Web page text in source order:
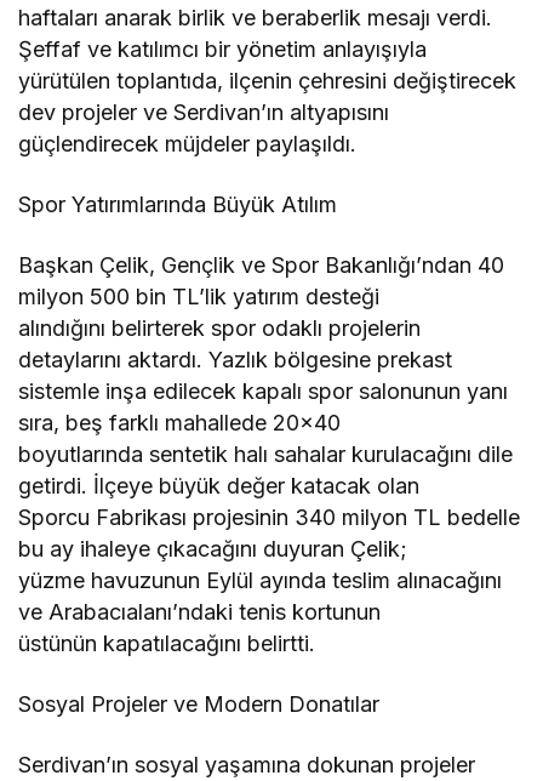
haftaları anarak birlik ve beraberlik mesajı verdi.
Şeffaf ve katılımcı bir yönetim anlayışıyla
yürütülen toplantıda, ilçenin çehresini değiştirecek
dev projeler ve Serdivan’ın altyapısını
güçlendirecek müjdeler paylaşıldı.
Spor Yatırımlarında Büyük Atılım
Başkan Çelik, Gençlik ve Spor Bakanlığı’ndan 40
milyon 500 bin TL’lik yatırım desteği
alındığını belirterek spor odaklı projelerin
detaylarını aktardı. Yazlık bölgesine prekast
sistemle inşa edilecek kapalı spor salonunun yanı
sıra, beş farklı mahallede 20×40
boyutlarında sentetik halı sahalar kurulacağını dile
getirdi. İlçeye büyük değer katacak olan
Sporcu Fabrikası projesinin 340 milyon TL bedelle
bu ay ihaleye çıkacağını duyuran Çelik;
yüzme havuzunun Eylül ayında teslim alınacağını
ve Arabacıalanı’ndaki tenis kortunun
üstünün kapatılacağını belirtti.
Sosyal Projeler ve Modern Donatılar
Serdivan’ın sosyal yaşamına dokunan projeler